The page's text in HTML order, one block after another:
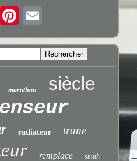
marathon siècle
radiateur trane
remplace smith